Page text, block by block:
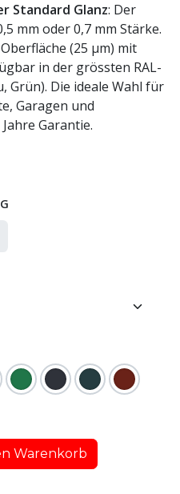
Standard Glanz: Der
mm oder 0,7 mm Stärke.
(25 µm) mit
in der grössten RAL-
Grün). Die ideale Wahl für
Garagen und
Garantie.
Warenkorb